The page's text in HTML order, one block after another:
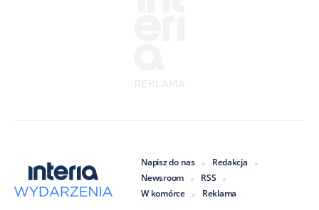
Napisz do nas
Redakcja
Newsroom
RSS
W komórce
Reklama